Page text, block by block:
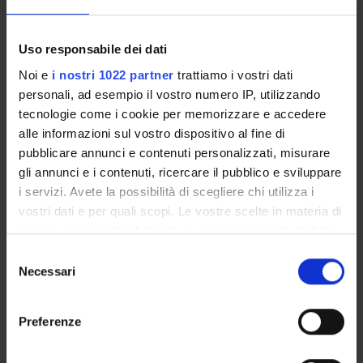
Uso responsabile dei dati
Noi e i nostri 1022 partner trattiamo i vostri dati
personali, ad esempio il vostro numero IP, utilizzando
tecnologie come i cookie per memorizzare e accedere
alle informazioni sul vostro dispositivo al fine di
pubblicare annunci e contenuti personalizzati, misurare
gli annunci e i contenuti, ricercare il pubblico e sviluppare
i servizi. Avete la possibilità di scegliere chi utilizza i
vostri dati e per quali scopi. Le vostre scelte in materia di
privacy sono applicabili solo su questa proprietà digitale
modificare o revocare il proprio consenso in qualsiasi
momento dalla Dichiarazione sui cookie o facendo clic
delNecessari
Preferenze
ORGANIZZAZIONE
GOVERNANCE
COMMISSIONI
UFFICI E STRUTTURE DI SERVIZIO
SERVIZI DI SEGRETERIA STUDENTI
CENTRI